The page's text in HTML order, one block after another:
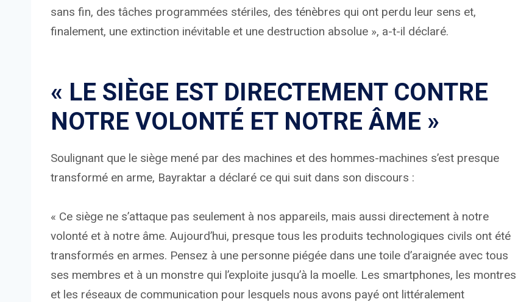
sans fin, des tâches programmées stériles, des ténèbres qui ont perdu leur sens et,
finalement, une extinction inévitable et une destruction absolue », a-t-il déclaré.
« LE SIÈGE EST DIRECTEMENT CONTRE
NOTRE VOLONTÉ ET NOTRE ÂME »
Soulignant que le siège mené par des machines et des hommes-machines s’est presque
transformé en arme, Bayraktar a déclaré ce qui suit dans son discours :
« Ce siège ne s’attaque pas seulement à nos appareils, mais aussi directement à notre
volonté et à notre âme. Aujourd’hui, presque tous les produits technologiques civils ont été
transformés en armes. Pensez à une personne piégée dans une toile d’araignée avec tous
ses membres et à un monstre qui l’exploite jusqu’à la moelle. Les smartphones, les montres
et les réseaux de communication pour lesquels nous avons payé ont littéralement